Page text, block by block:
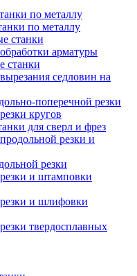
по металлу
по металлу
станки
арматуры
станки
седловин на
поперечной резки
кругов
для сверл и фрез
резки и
резки
и штамповки
и шлифовки
твердосплавных